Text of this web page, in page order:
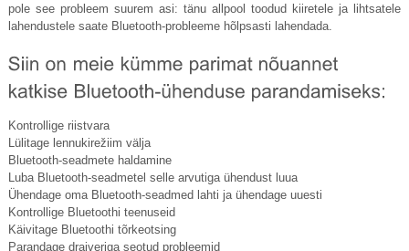
pole see probleem suurem asi: tänu allpool toodud kiiretele ja lihtsatele
lahendustele saate Bluetooth-probleeme hõlpsasti lahendada.
Kontrollige riistvara
Lülitage lennukirežiim välja
Bluetooth-seadmete haldamine
Luba Bluetooth-seadmetel selle arvutiga ühendust luua
Ühendage oma Bluetooth-seadmed lahti ja ühendage uuesti
Kontrollige Bluetoothi ​​teenuseid
Käivitage Bluetoothi ​​tõrkeotsing
Parandage draiveriga seotud probleemid